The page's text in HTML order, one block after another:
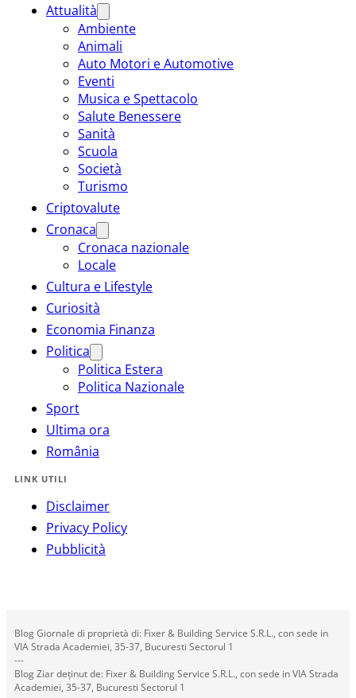
Attualità
Ambiente
Animali
Auto Motori e Automotive
Eventi
Musica e Spettacolo
Salute Benessere
Sanità
Scuola
Società
Turismo
Criptovalute
Cronaca
Cronaca nazionale
Locale
Cultura e Lifestyle
Curiosità
Economia Finanza
Politica
Politica Estera
Politica Nazionale
Sport
Ultima ora
România
LINK UTILI
Disclaimer
Privacy Policy
Pubblicità
Blog Giornale di proprietà di: Fixer & Building Service S.R.L., con sede in
VIA Strada Academiei, 35-37, Bucuresti Sectorul 1
---
Blog Ziar deținut de: Fixer & Building Service S.R.L., con sede in VIA Strada
Academiei, 35-37, Bucuresti Sectorul 1